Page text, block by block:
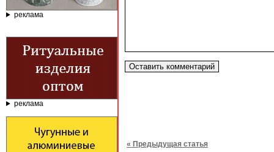
реклама
реклама
« Предыдущая статья